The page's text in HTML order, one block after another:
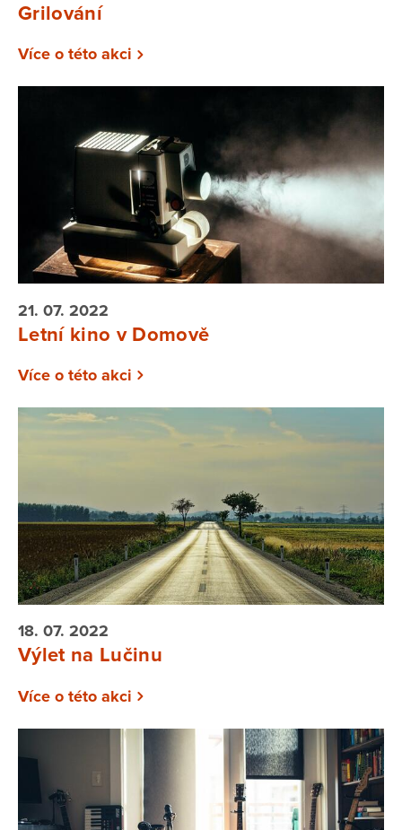
Grilování
Více o této akci
21. 07. 2022
Letní kino v Domově
Více o této akci
18. 07. 2022
Výlet na Lučinu
Více o této akci